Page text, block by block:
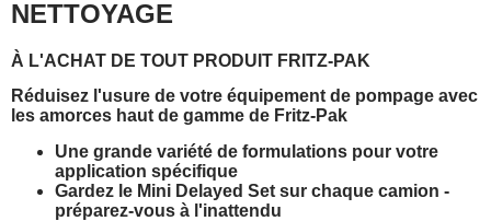
NETTOYAGE
À L'ACHAT DE TOUT PRODUIT FRITZ-PAK
Réduisez l'usure de votre équipement de pompage avec
les amorces haut de gamme de Fritz-Pak
Une grande variété de formulations pour votre
application spécifique
Gardez le Mini Delayed Set sur chaque camion -
préparez-vous à l'inattendu